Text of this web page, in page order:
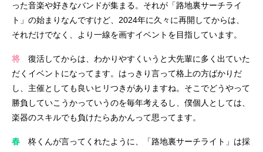
った音楽や好きなバンドが集まる。それが「路地裏サーチライ
ト」の始まりなんですけど、2024年に久々に再開してからは、
それだけでなく、より一線を画すイベントを目指しています。
将 復活してからは、わかりやすくいうと大先輩に多く出ていた
だくイベントになってます。はっきり言って格上の方ばかりだ
し、主催としても良いヒリつきがありますね。そこでどうやって
勝負していこうかっていうのを毎年考えるし、僕個人としては、
楽器のスキルでも負けたらあかんって思ってます。
春 柊くんが言ってくれたように、「路地裏サーチライト」は採